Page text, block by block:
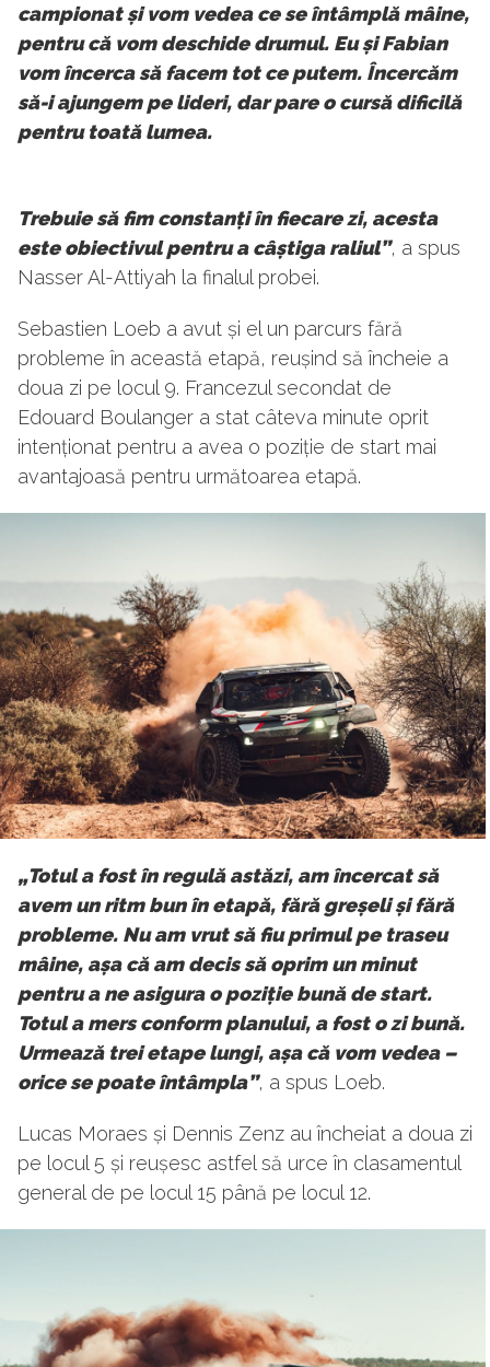
campionat și vom vedea ce se întâmplă mâine,
pentru că vom deschide drumul. Eu și Fabian
vom încerca să facem tot ce putem. Încercăm
să-i ajungem pe lideri, dar pare o cursă dificilă
pentru toată lumea.
Trebuie să fim constanți în fiecare zi, acesta
este obiectivul pentru a câștiga raliul”, a spus
Nasser Al-Attiyah la finalul probei.
Sebastien Loeb a avut și el un parcurs fără
probleme în această etapă, reușind să încheie a
doua zi pe locul 9. Francezul secondat de
Edouard Boulanger a stat câteva minute oprit
intenționat pentru a avea o poziție de start mai
avantajoasă pentru următoarea etapă.
„Totul a fost în regulă astăzi, am încercat să
avem un ritm bun în etapă, fără greșeli și fără
probleme. Nu am vrut să fiu primul pe traseu
mâine, așa că am decis să oprim un minut
pentru a ne asigura o poziție bună de start.
Totul a mers conform planului, a fost o zi bună.
Urmează trei etape lungi, așa că vom vedea –
orice se poate întâmpla”, a spus Loeb.
Lucas Moraes și Dennis Zenz au încheiat a doua zi
pe locul 5 și reușesc astfel să urce în clasamentul
general de pe locul 15 până pe locul 12.